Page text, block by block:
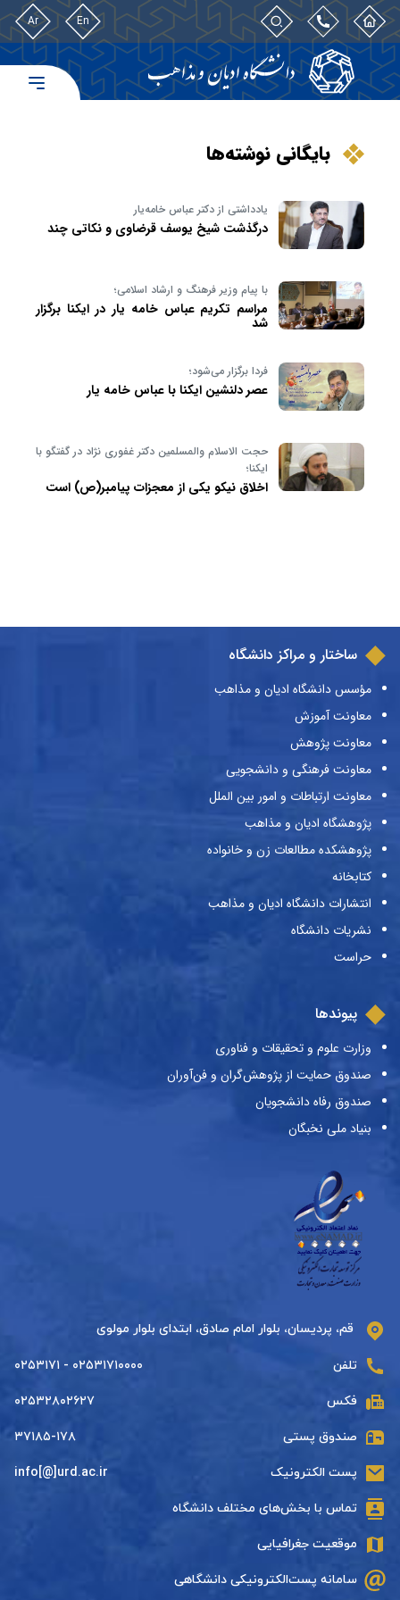
En
Ar
بایگانی نوشته‌ها
یادداشتی از دکتر عباس خامه‌یار
درگذشت شیخ یوسف قرضاوی و نکاتی چند
با پیام وزیر فرهنگ و ارشاد اسلامی؛
مراسم تکریم عباس خامه یار در ایکنا برگزار
شد
فردا برگزار می‌شود؛
عصر دلنشین ایکنا با عباس خامه یار
حجت الاسلام والمسلمین دکتر غفوری نژاد در گفتگو با
ایکنا؛
اخلاق نیکو یکی از معجزات پیامبر(ص) است
ساختار و مراکز دانشگاه
مؤسس دانشگاه ادیان و مذاهب
معاونت آموزش
معاونت پژوهش
معاونت فرهنگی و دانشجویی
معاونت ارتباطات و امور بین الملل
پژوهشگاه ادیان و مذاهب
پژوهشکده مطالعات زن و خانواده
کتابخانه
انتشارات دانشگاه ادیان و مذاهب
نشریات دانشگاه
حراست
پیوندها
وزارت علوم و تحقیقات و فناوری
صندوق حمایت از پژوهش‌گران و فن‌آوران
صندوق رفاه دانشجویان
بنیاد ملی نخبگان
قم، پردیسان، بلوار امام صادق، ابتدای بلوار مولوی
تلفن ۰۲۵۳۱۷۱۰۰۰۰ - ۰۲۵۳۱۷۱
فکس ۰۲۵۳۲۸۰۲۶۲۷
صندوق پستی ۳۷۱۸۵-۱۷۸
پست الکترونیک info[@]urd.ac.ir
تماس با بخش‌های مختلف دانشگاه
موقعیت جغرافیایی
سامانه پست‌الکترونیکی دانشگاهی